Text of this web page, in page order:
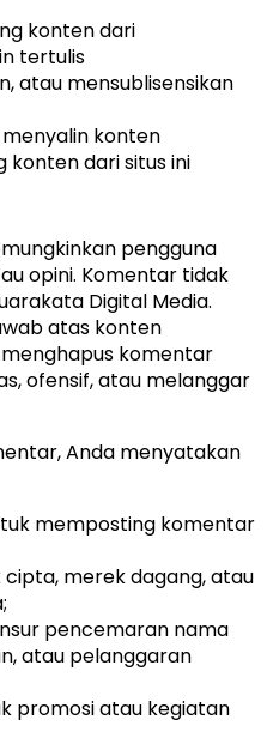
konten dari
tertulis
atau mensublisensikan
konten
konten dari situs ini
pengguna
opini. Komentar tidak
Digital Media.
atas konten
komentar
ofensif, atau melanggar
Anda menyatakan
memposting komentar
merek dagang, atau
pencemaran nama
atau pelanggaran
promosi atau kegiatan